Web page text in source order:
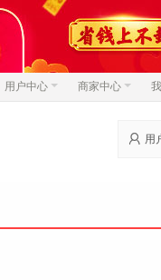
用户中心 商家中心
 用